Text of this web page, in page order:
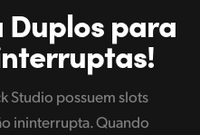
Duplospara
Studio possuem slots
ininterrupta. Quando